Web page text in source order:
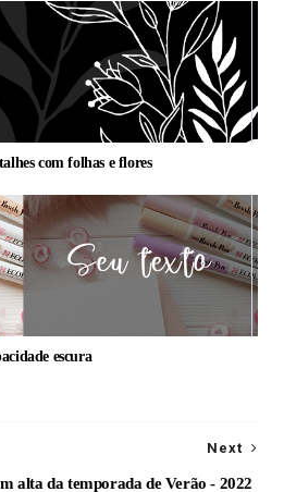
com folhas e flores
escura
Next
alta da temporada de Verão - 2022